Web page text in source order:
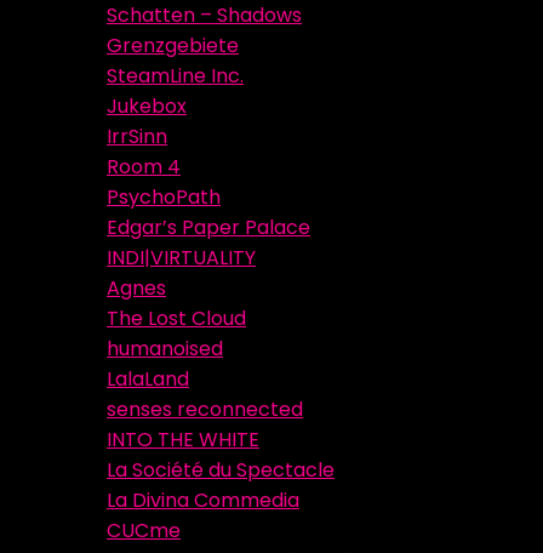
Schatten – Shadows
Grenzgebiete
SteamLine Inc.
Jukebox
IrrSinn
Room 4
PsychoPath
Edgar’s Paper Palace
INDI|VIRTUALITY
Agnes
The Lost Cloud
humanoised
LalaLand
senses reconnected
INTO THE WHITE
La Société du Spectacle
La Divina Commedia
CUCme